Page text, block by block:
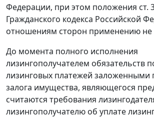
Федерации, при этом положения ст.
Гражданского кодекса Российской
отношениям сторон применению не
До момента полного исполнения
лизингополучателем обязательств
лизинговых платежей заложенными
залога имущества, являющегося
считаются требования
лизингополучателю об уплате